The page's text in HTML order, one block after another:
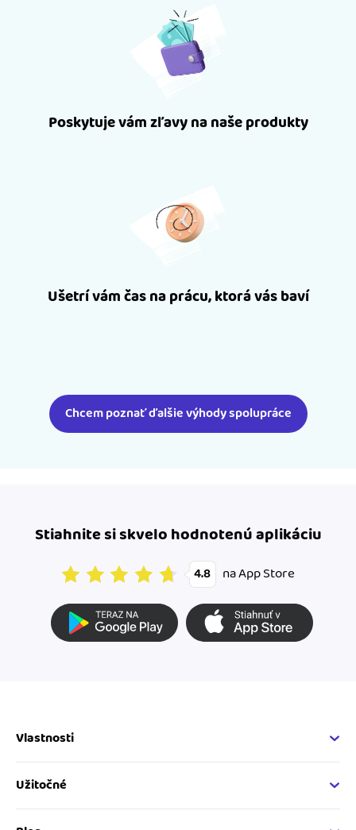
Poskytuje vám zľavy na naše produkty
Ušetrí vám čas na prácu, ktorá vás baví
Chcem poznať ďalšie výhody spolupráce
Stiahnite si skvelo hodnotenú aplikáciu
4.8 na App Store
Vlastnosti
Fakturačné vlastnosti
Online fakturácia
Užitočné
Nápoveda
Vývojárský web